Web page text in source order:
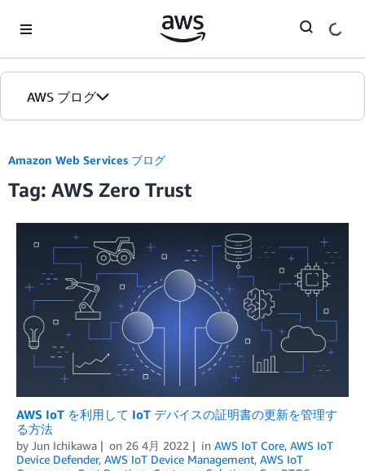
AWS ブログ
カテゴリ
エディション
Amazon Web Services ブログ
Tag: AWS Zero Trust
AWS IoT を利用して IoT デバイスの証明書の更新を管理す
る方法
by Jun Ichikawa on 26 4月 2022 in AWS IoT Core, AWS IoT
Device Defender, AWS IoT Device Management, AWS IoT